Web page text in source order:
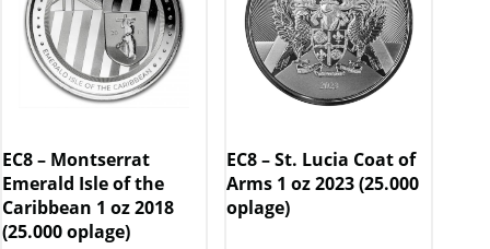
EC8 – Montserrat
Emerald Isle of the
Caribbean 1 oz 2018
(25.000 oplage)
EC8 – St. Lucia Coat of
Arms 1 oz 2023 (25.000
oplage)